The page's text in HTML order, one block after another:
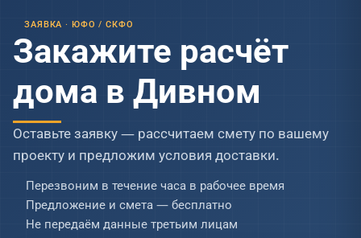
ЗАЯВКА · ЮФО / СКФО
Закажите расчёт
дома в Дивном
Оставьте заявку — рассчитаем смету по вашему
проекту и предложим условия доставки.
Перезвоним в течение часа в рабочее время
Предложение и смета — бесплатно
Не передаём данные третьим лицам